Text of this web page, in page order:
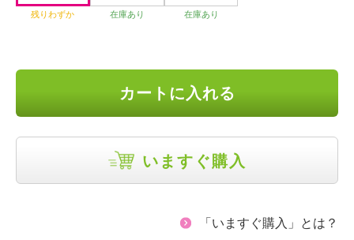
残りわずか 在庫あり 在庫あり
カートに入れる
いますぐ購入
「いますぐ購入」とは？